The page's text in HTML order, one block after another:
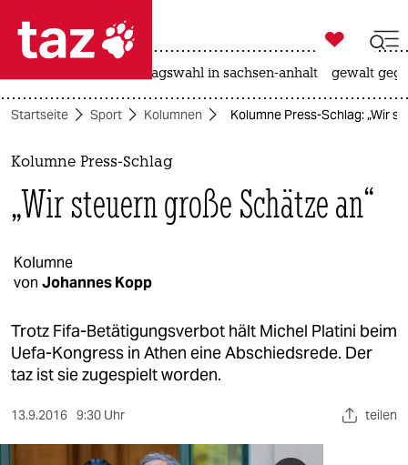
 taz zahl ich
taz zahl ich
themen
politik
gesellschaft
kultur
sport
berlin
nord

taz zahl ich
landtagswahl in sachsen-anhalt gewalt
Startseite Sport Kolumnen Kolumne Press-Schlag: „Wir
Kolumne Press-Schlag
„Wir steuern große Schätze an“
Kolumne
von Johannes Kopp
Trotz Fifa-Betätigungsverbot hält Michel Platini beim
Uefa-Kongress in Athen eine Abschiedsrede. Der
taz ist sie zugespielt worden.
13.9.2016 9:30 Uhr teilen